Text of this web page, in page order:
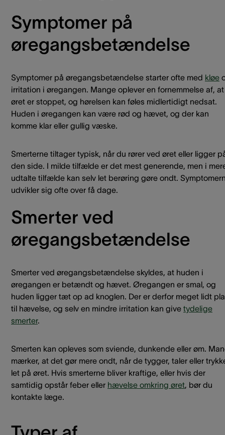
Symptomer på
øregangsbetændelse
Symptomer på øregangsbetændelse starter ofte med kløe
irritation i øregangen. Mange oplever en fornemmelse af, at
øret er stoppet, og hørelsen kan føles midlertidigt nedsat.
Huden i øregangen kan være rød og hævet, og der kan
komme klar eller gullig væske.
Smerterne tiltager typisk, når du rører ved øret eller ligger
den side. I milde tilfælde er det mest generende, men i
udtalte tilfælde kan selv let berøring gøre ondt.
udvikler sig ofte over få dage.
Smerter ved
øregangsbetændelse
Smerter ved øregangsbetændelse skyldes, at huden i
øregangen er betændt og hævet. Øregangen er smal, og
huden ligger tæt op ad knoglen. Der er derfor meget lidt
til hævelse, og selv en mindre irritation kan give tydelige
smerter.
Smerten kan opleves som sviende, dunkende eller øm.
mærker, at det gør mere ondt, når de tygger, taler eller
let på øret. Hvis smerterne bliver kraftige, eller hvis der
samtidig opstår feber eller hævelse omkring øret, bør du
kontakte læge.